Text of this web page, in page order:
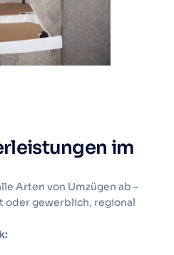
im
Arten von Umzügen ab –
oder gewerblich, regional